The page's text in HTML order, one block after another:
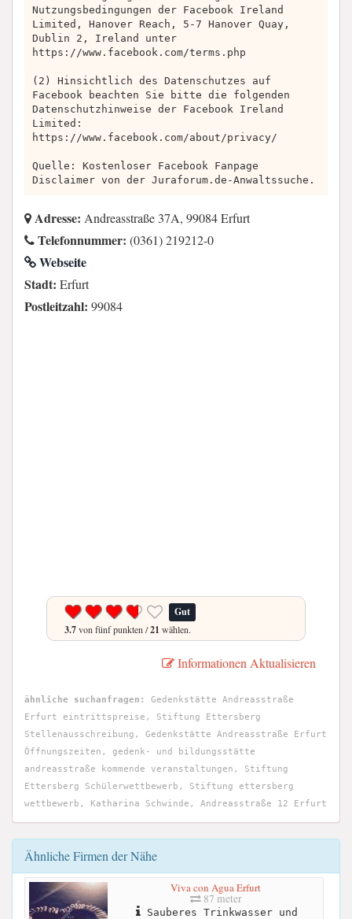
Nutzungsbedingungen der Facebook Ireland
Limited, Hanover Reach, 5-7 Hanover Quay,
Dublin 2, Ireland unter
https://www.facebook.com/terms.php
(2) Hinsichtlich des Datenschutzes auf
Facebook beachten Sie bitte die folgenden
Datenschutzhinweise der Facebook Ireland
Limited:
https://www.facebook.com/about/privacy/
Quelle: Kostenloser Facebook Fanpage
Disclaimer von der Juraforum.de-Anwaltssuche.
Adresse: Andreasstraße 37A, 99084 Erfurt
Telefonnummer: (0361) 219212-0
Webseite
Stadt: Erfurt
Postleitzahl: 99084
Gut
3.7von fünf punkten /21 wählen.
Informationen Aktualisieren
ähnliche suchanfragen:
Gedenkstätte Andreasstraße
Erfurt eintrittspreise, Stiftung Ettersberg
Stellenausschreibung, Gedenkstätte Andreasstraße Erfurt
Öffnungszeiten, gedenk- und bildungsstätte
andreasstraße kommende veranstaltungen, Stiftung
Ettersberg Schülerwettbewerb, Stiftung ettersberg
wettbewerb, Katharina Schwinde, Andreasstraße 12 Erfurt
Ähnliche Firmen der Nähe
Viva con Agua Erfurt
87 meter
Sauberes Trinkwasser und